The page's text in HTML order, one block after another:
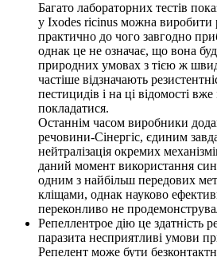
Багато лабораторних тестів
у Ixodes ricinus можна виробити
практично до чого завгодно
однак це не означає, що вона
природних умовах з тією ж
частіше відзначають
пестицидів і на ці відомості
покладатися.
Останнім часом виробники
речовини-Сінергіс, єдиним
нейтралізація окремих
даний момент використання
одним з найбільш передових
кліщами, однак науково
переконливо не
Репеллентрое дію це здатність
паразита несприятливі умови
Репелент може бути